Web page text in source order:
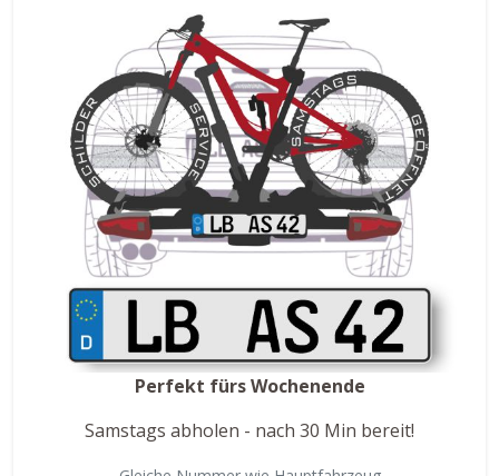
Perfekt fürs Wochenende
Samstags abholen - nach 30 Min bereit!